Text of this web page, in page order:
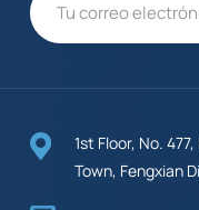
1st Floor, No.
Town, Fengxian